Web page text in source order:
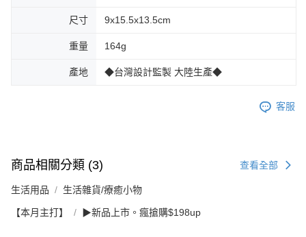
尺寸 9x15.5x13.5cm
重量 164g
產地 ◆台灣設計監製 大陸生產◆
客服
商品相關分類 (3) 查看全部
生活用品 生活雜貨/療癒小物
【本月主打】 ▶新品上市。瘋搶購$198up